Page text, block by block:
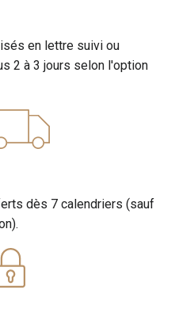
en lettre suivi ou
2 à 3 jours selon l'option
dès 7 calendriers (sauf